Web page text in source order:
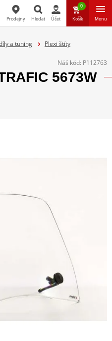
Prodejny Hledat Účet
0
Košík Menu
a tuning
Plexi štíty
Náš kód: P112763
5673W